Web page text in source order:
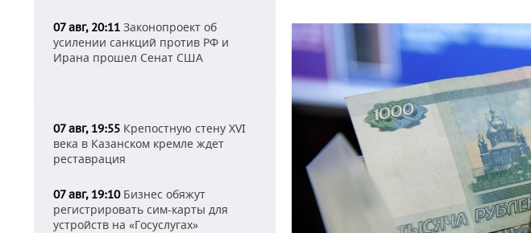
07 авг, 20:11 Законопроект об
усилении санкций против РФ и
Ирана прошел Сенат США
07 авг, 19:55 Крепостную стену XVI
века в Казанском кремле ждет
реставрация
07 авг, 19:10Бизнес обяжут
регистрировать сим-карты для
устройств на «Госуслугах»